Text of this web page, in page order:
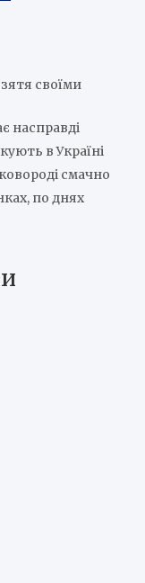
своїми
насправді
в Україні
смачно
по днях